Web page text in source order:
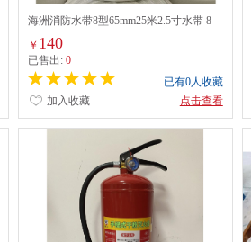
海洲消防水带8型65mm25米2.5寸水带 8-
￥ 140
已售出: 0
已有0人收藏
点击查看
加入收藏